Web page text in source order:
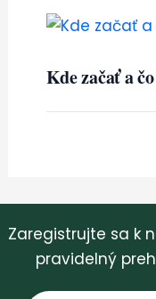
Kde začať a
Zaregistrujte sa k
pravidelný